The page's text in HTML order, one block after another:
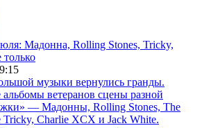
Мадонна, Rolling Stones, Tricky,
музыки вернулись гранды.
ветеранов сцены разной
— Мадонны, Rolling Stones, The
Tricky, Charlie XCX и Jack White.